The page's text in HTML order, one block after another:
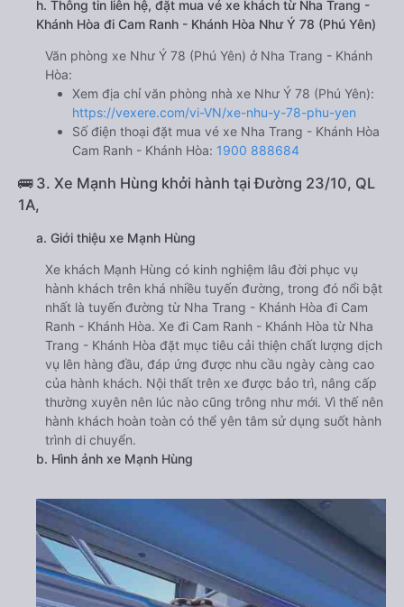
h. Thông tin liên hệ, đặt mua vé xe khách từ Nha Trang -
Khánh Hòa đi Cam Ranh - Khánh Hòa Như Ý 78 (Phú Yên)
Văn phòng xe Như Ý 78 (Phú Yên) ở Nha Trang - Khánh
Hòa:
Xem địa chỉ văn phòng nhà xe Như Ý 78 (Phú Yên):
https://vexere.com/vi-VN/xe-nhu-y-78-phu-yen
Số điện thoại đặt mua vé xe Nha Trang - Khánh Hòa
Cam Ranh - Khánh Hòa: 1900 888684
🚌 3. Xe Mạnh Hùng khởi hành tại Đường 23/10, QL
1A,
a. Giới thiệu xe Mạnh Hùng
Xe khách Mạnh Hùng có kinh nghiệm lâu đời phục vụ
hành khách trên khá nhiều tuyến đường, trong đó nổi bật
nhất là tuyến đường từ Nha Trang - Khánh Hòa đi Cam
Ranh - Khánh Hòa. Xe đi Cam Ranh - Khánh Hòa từ Nha
Trang - Khánh Hòa đặt mục tiêu cải thiện chất lượng dịch
vụ lên hàng đầu, đáp ứng được nhu cầu ngày càng cao
của hành khách. Nội thất trên xe được bảo trì, nâng cấp
thường xuyên nên lúc nào cũng trông như mới. Vì thế nên
hành khách hoàn toàn có thể yên tâm sử dụng suốt hành
trình di chuyển.
b. Hình ảnh xe Mạnh Hùng